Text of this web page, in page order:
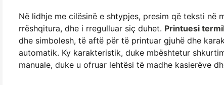
Në lidhje me cilësinë e shtypjes, presim që teksti
rrëshqitura, dhe i rregulluar siç duhet. Printuesi
dhe simbolesh, të aftë për të printuar gjuhë dhe
automatik. Ky karakteristik, duke mbështetur
manuale, duke u ofruar lehtësi të madhe kasierëve